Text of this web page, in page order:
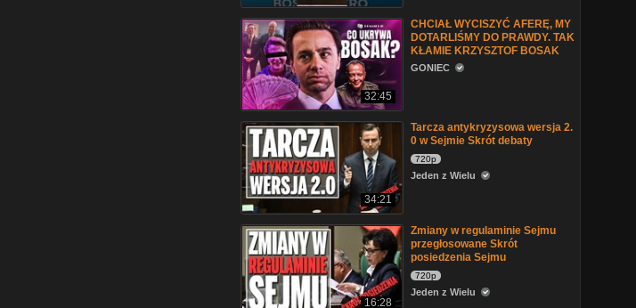
32:45
CHCIAŁ WYCISZYĆ AFERĘ, MY
DOTARLIŚMY DO PRAWDY. TAK
KŁAMIE KRZYSZTOF BOSAK
GONIEC
34:21
Tarcza antykryzysowa wersja 2.
0 w Sejmie Skrót debaty
720p
Jeden z Wielu
16:28
Zmiany w regulaminie Sejmu
przegłosowane Skrót
posiedzenia Sejmu
720p
Jeden z Wielu